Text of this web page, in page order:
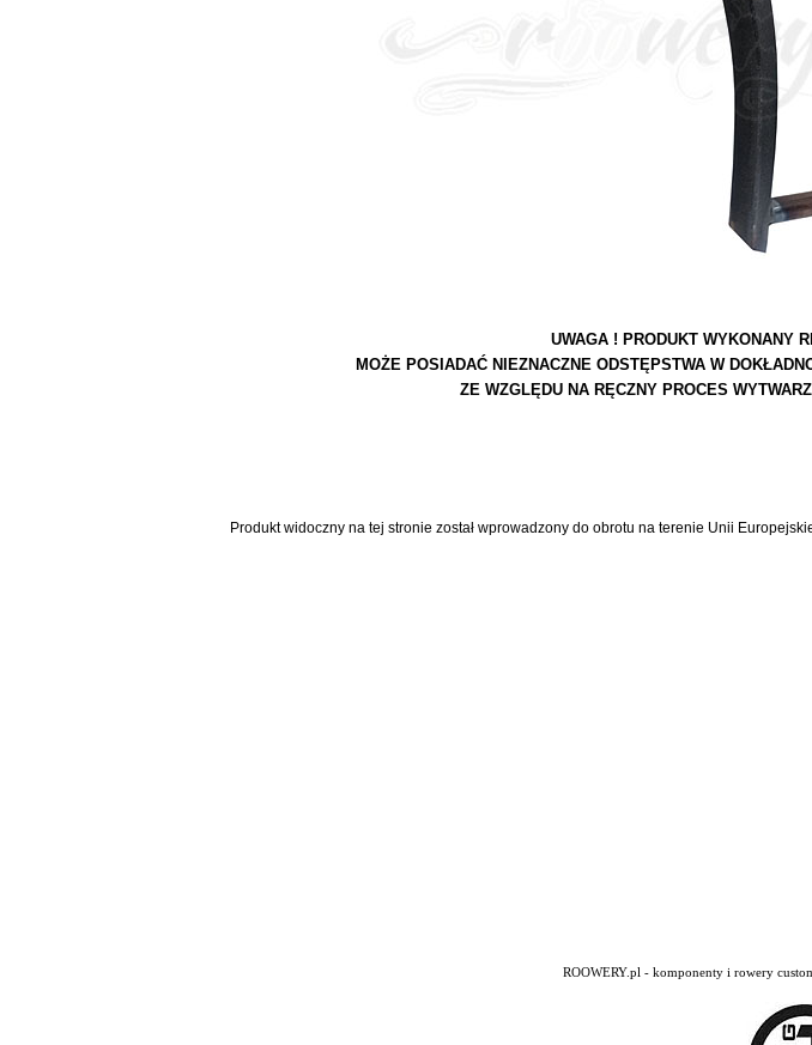
UWAGA ! PRODUKT WYKONANY
MOŻE POSIADAĆ NIEZNACZNE ODSTĘPSTWA W
ZE WZGLĘDU NA RĘCZNY PROCES
Produkt widoczny na tej stronie został wprowadzony do obrotu na terenie Unii
ROOWERY.pl - komponenty i rowery